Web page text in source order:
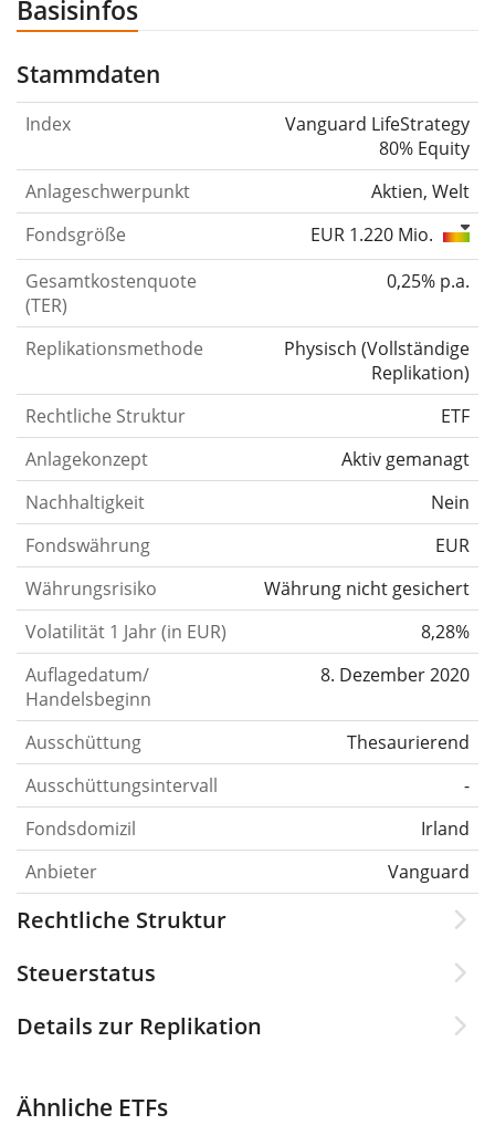
Basisinfos
Stammdaten
Index
Vanguard LifeStrategy
80% Equity
Anlageschwerpunkt
Aktien, Welt
Fondsgröße
EUR 1.220 Mio.
Gesamtkostenquote
(TER)
0,25% p.a.
Replikationsmethode Physisch (Vollständige
Replikation)
Rechtliche Struktur
ETF
Anlagekonzept
Aktiv gemanagt
Nachhaltigkeit
Nein
Fondswährung
EUR
Währungsrisiko
Währung nicht gesichert
Volatilität 1 Jahr (in EUR)
8,28%
Auflagedatum/
Handelsbeginn
8. Dezember 2020
Ausschüttung
Thesaurierend
Ausschüttungsintervall
-
Fondsdomizil
Irland
Anbieter
Vanguard
Rechtliche Struktur
Steuerstatus
Details zur Replikation
Ähnliche ETFs